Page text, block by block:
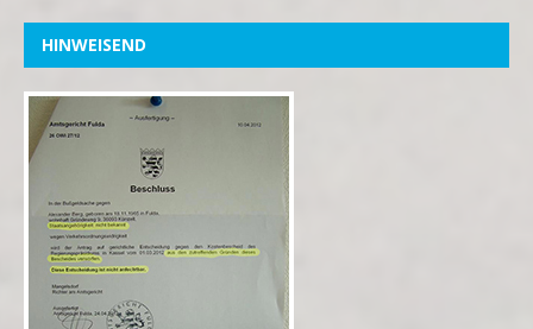
HINWEISEND